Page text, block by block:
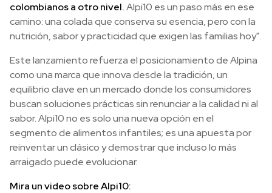
colombianos a otro nivel.Alpi10 es un paso más en ese
camino: una colada que conserva su esencia, pero con la
nutrición, sabor y practicidad que exigen las familias hoy".
Este lanzamiento refuerza el posicionamiento de Alpina
como una marca que innova desde la tradición, un
equilibrio clave en un mercado donde los consumidores
buscan soluciones prácticas sin renunciar a la calidad ni al
sabor. Alpi10 no es solo una nueva opción en el
segmento de alimentos infantiles; es una apuesta por
reinventar un clásico y demostrar que incluso lo más
arraigado puede evolucionar.
Mira un video sobre Alpi10: